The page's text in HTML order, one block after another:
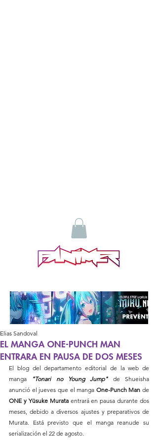
EL MANGA ONE-PUNCH MAN
ENTRARA EN PAUSA DE DOS MESES
Elias Sandoval
El blog del departamento editorial de la web de
manga
"Tonari no Young Jump" de Shueisha
anunció el jueves que el manga One-Punch Man
ONE y Yūsuke Murata entrará en pausa durante dos
meses, debido a diversos ajustes y preparativos de
Murata. Está previsto que el manga reanude su
serialización el 22 de agosto.